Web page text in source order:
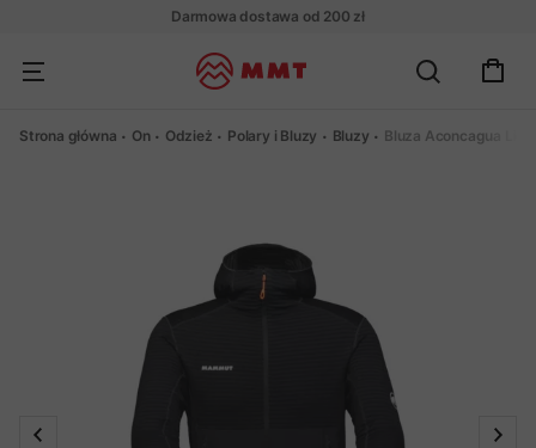
Darmowa dostawa od 200 zł
Strona główna On Odzież Polary i Bluzy Bluzy Bluza Aconcagua